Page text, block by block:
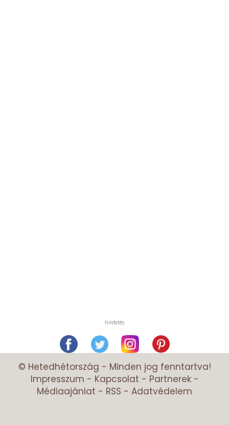
hirdetés
© Hetedhétország - Minden jog fenntartva!
Impresszum - Kapcsolat - Partnerek-
Médiaajánlat - RSS - Adatvédelem